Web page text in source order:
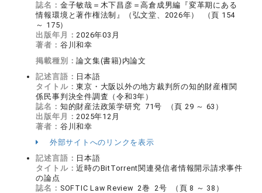
誌名： 金子敏哉＝木下昌彦＝高倉成男編『変革期にある
情報環境と著作権法制』（弘文堂、2026年） （頁 154
～ 175）
出版年月：2026年03月
著者： 谷川和幸
掲載種別：論文集(書籍)内論文
記述言語： 日本語
タイトル：東京・大阪以外の地方裁判所の知的財産権関
係民事判決全件調査（令和3年）
誌名： 知的財産法政策学研究 71号 （頁 29 ～ 63）
出版年月：2025年12月
著者： 谷川和幸
外部サイトへのリンクを表示
記述言語： 日本語
タイトル：近時のBitTorrent関連発信者情報開示請求事件
の論点
誌名： SOFTIC Law Review 2巻 2号 （頁 8 ～ 38）